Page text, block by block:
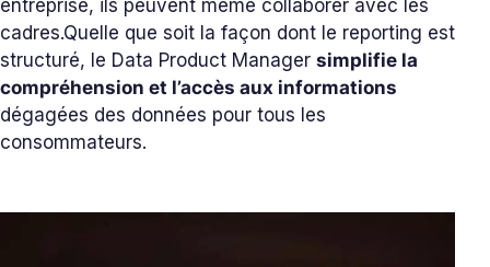
entreprise, ils peuvent même collaborer avec les
cadres.Quelle que soit la façon dont le reporting est
structuré, le Data Product Manager simplifie la
compréhension et l’accès aux informations
dégagées des données pour tous les
consommateurs.